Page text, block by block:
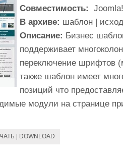
Совместимость:
В архиве: шаблон |
Описание: Бизнес
поддерживает
переключение шрифтов
также шаблон имеет
позиций что
модули на странице
| DOWNLOAD